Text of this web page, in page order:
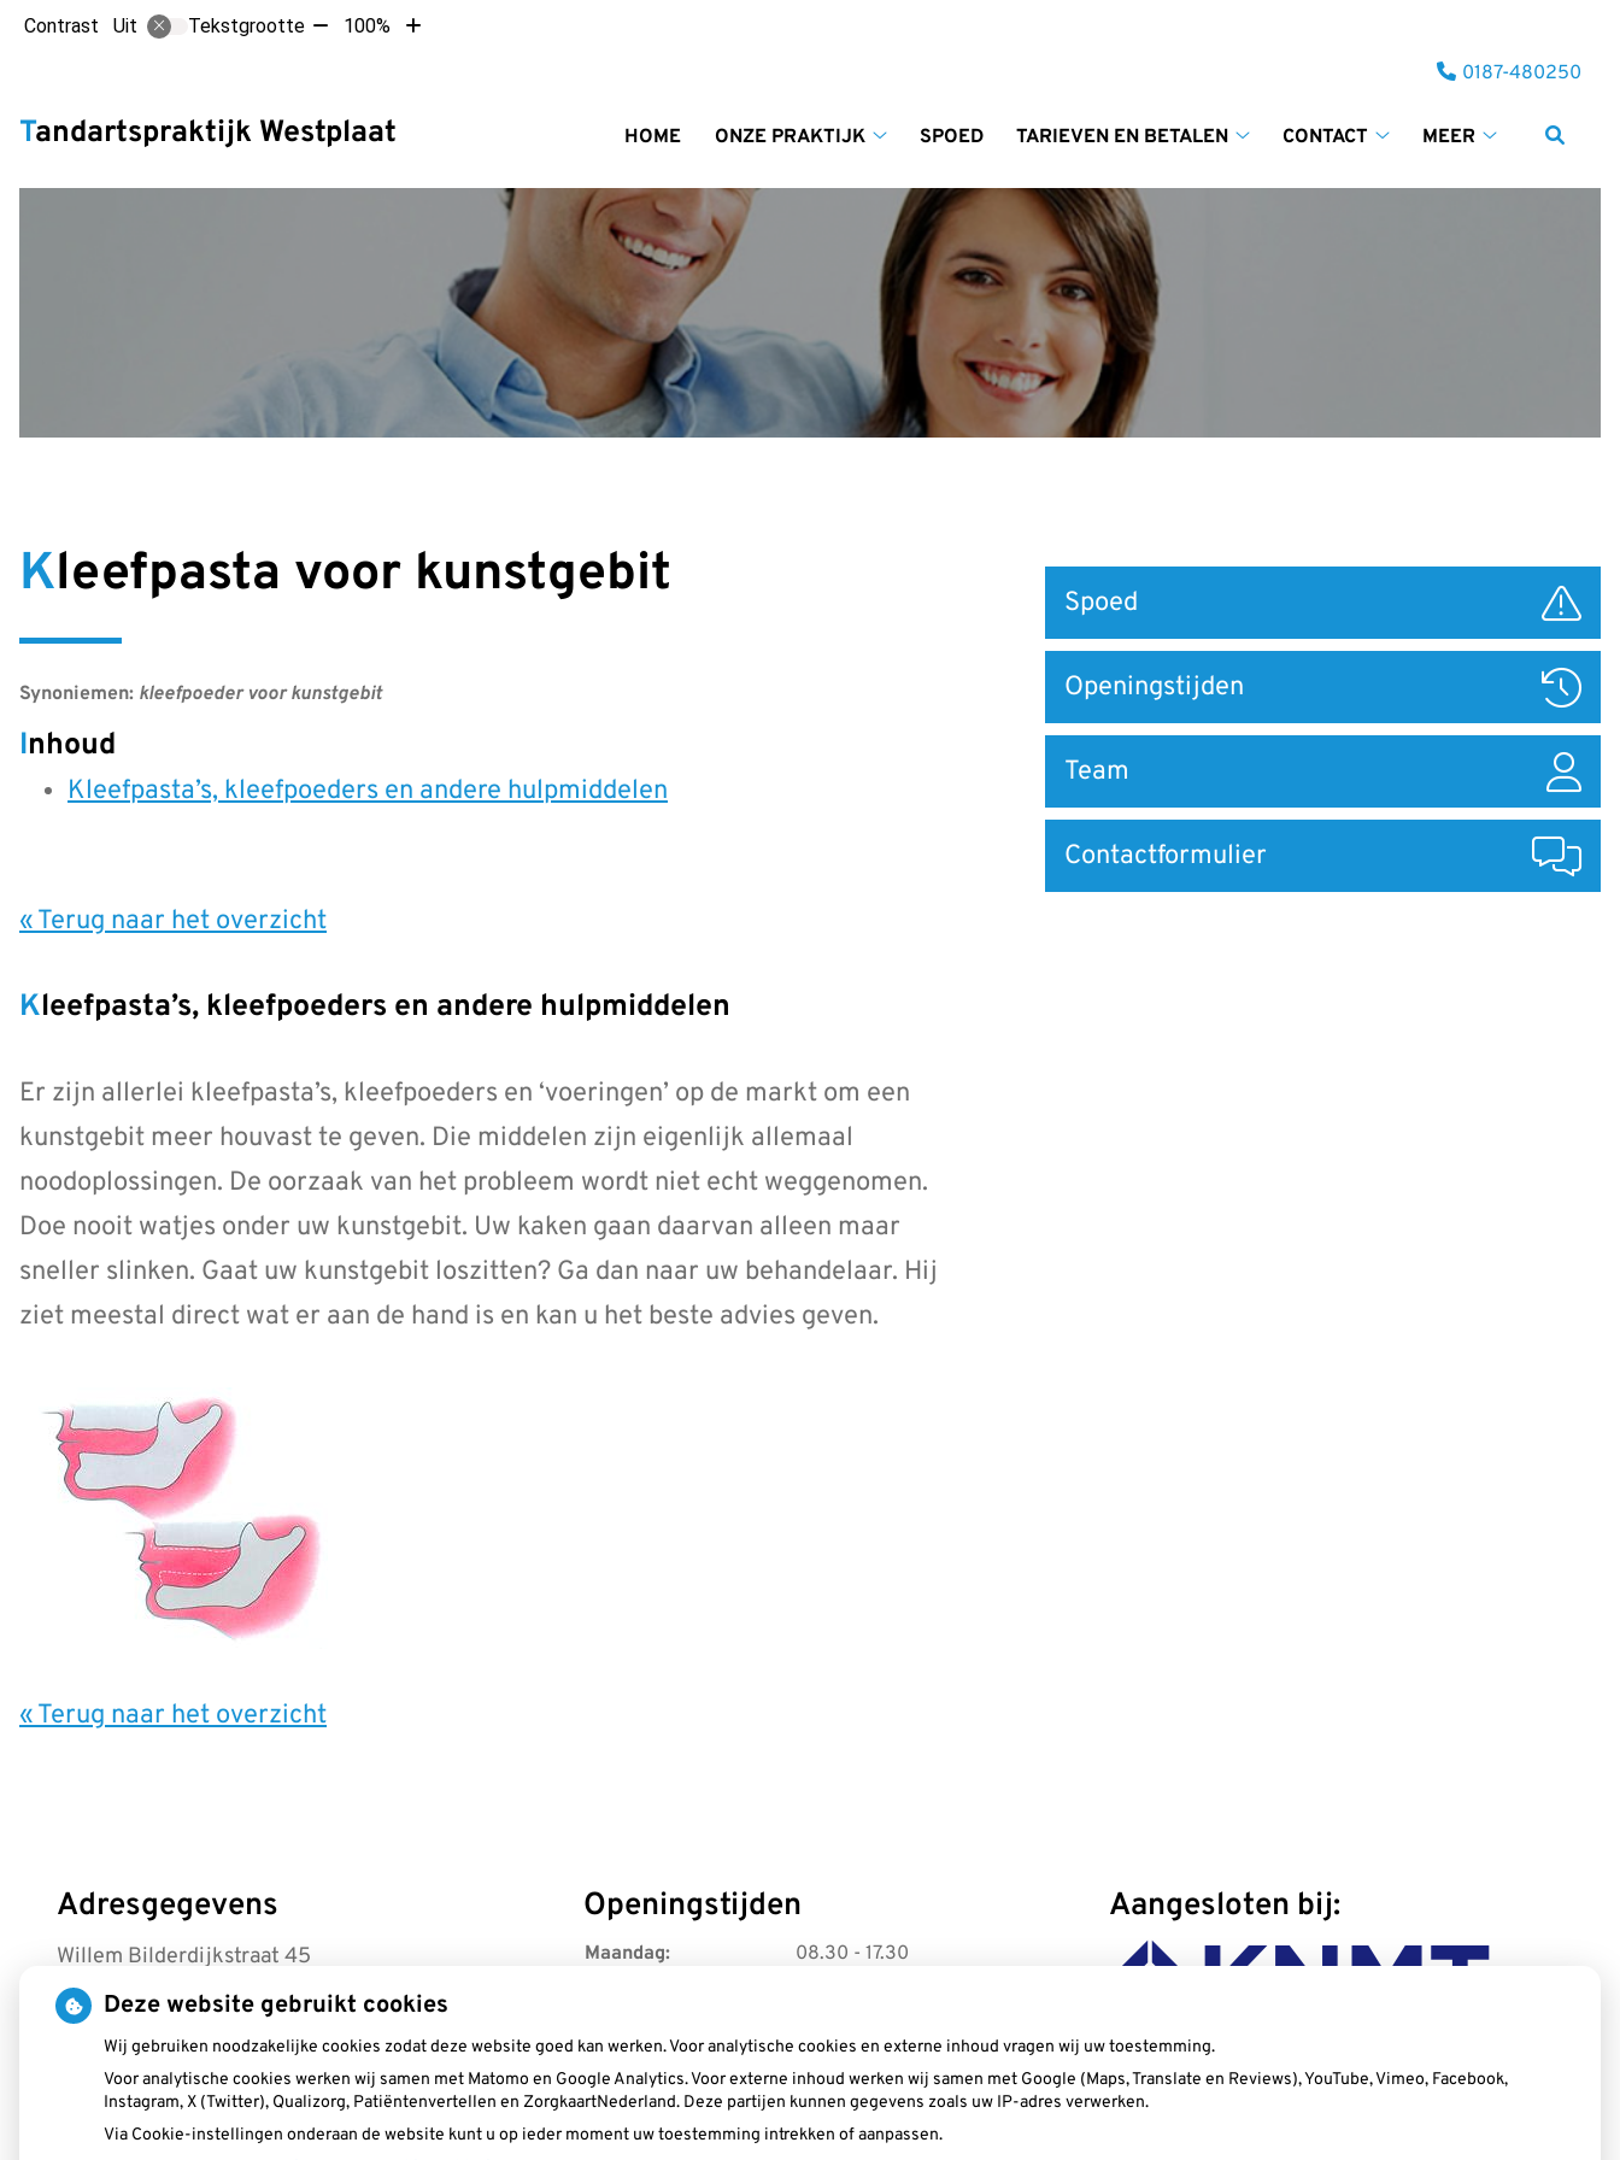
Contrast Uit Tekstgrootte Tekst100%
Tekst
Tandartspraktijk Westplaat HOME
ONZE PRAKTIJK
praktijk
submenu
SPOED
TARIEVEN EN BETALEN
en
CONTACT
submenu
MEER
submenu
Tel:
0187-480250
Kleefpasta voor kunstgebit
Synoniemen: kleefpoeder voor kunstgebit
Inhoud
Kleefpasta’s, kleefpoeders en andere hulpmiddelen
« Terug naar het overzicht
Kleefpasta’s, kleefpoeders en andere hulpmiddelen
Er zijn allerlei kleefpasta’s, kleefpoeders en ‘voeringen’ op de markt om een
kunstgebit meer houvast te geven. Die middelen zijn eigenlijk allemaal
noodoplossingen. De oorzaak van het probleem wordt niet echt weggenomen.
Doe nooit watjes onder uw kunstgebit. Uw kaken gaan daarvan alleen maar
sneller slinken. Gaat uw kunstgebit loszitten? Ga dan naar uw behandelaar. Hij
ziet meestal direct wat er aan de hand is en kan u het beste advies geven.
« Terug naar het overzicht
naar
Spoed
Openingstijden
Team
Contactformulier
Adresgegevens
Willem Bilderdijkstraat 45
3245RB Sommelsdijk
Tel: 0187-480250
info@tpwestplaat.nl
Openingstijden
Maandag:
08.30 - 17.30
Donderdag:
08.30 - 17.30
Vrijdag:
08.30 - 16.00
Aangesloten bij:
Deze website gebruikt cookies
Wij gebruiken noodzakelijke cookies zodat deze website goed kan werken. Voor analytische cookies en externe inhoud vragen wij uw toestemming.
Voor analytische cookies werken wij samen met Matomo en Google Analytics. Voor externe inhoud werken wij samen met Google (Maps, Translate en Reviews), YouTube, Vimeo, Facebook,
Instagram, X (Twitter), Qualizorg, Patiëntenvertellen en ZorgkaartNederland. Deze partijen kunnen gegevens zoals uw IP-adres verwerken.
Via Cookie-instellingen onderaan de website kunt u op ieder moment uw toestemming intrekken of aanpassen.